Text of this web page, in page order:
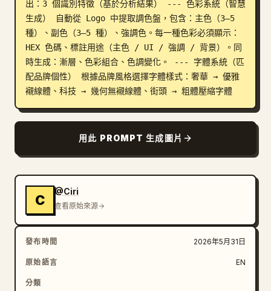
更新
出：3 個識別特徵（基於分析結果） --- 色彩系統（智慧
生成） 自動從 Logo 中提取調色盤，包含：主色（3–5
種）、副色（3–5 種）、強調色。每一種色彩必須顯示：
HEX 色碼、標註用途（主色 / UI / 強調 / 背景）。同
時生成：漸層、色彩組合、色調變化。 --- 字體系統（匹
配品牌個性） 根據品牌風格選擇字體樣式：奢華 → 優雅
襯線體、科技 → 幾何無襯線體、街頭 → 粗體壓縮字體
用此 PROMPT 生成圖片
C
@Ciri
查看原始來源
發布時間 2026年5月31日
原始語言 EN
分類